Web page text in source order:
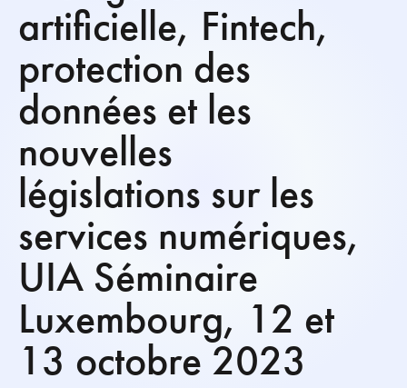
artificielle, Fintech,
protection des
données et les
nouvelles
législations sur les
services numériques,
UIA Séminaire
Luxembourg, 12 et
13 octobre 2023